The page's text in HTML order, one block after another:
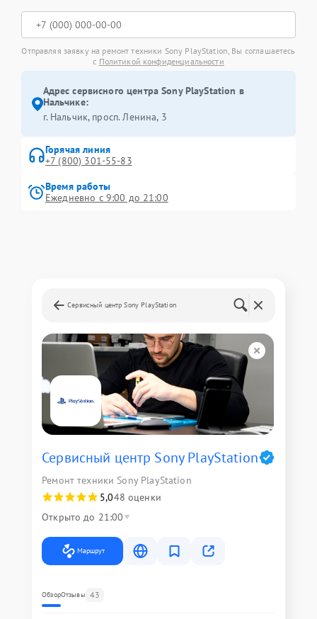
Отправляя заявку на ремонт техники Sony PlayStation, Вы соглашаетесь
с Политикой конфиденциальности
Адрес сервисного центра Sony PlayStation в
Нальчике:
г. Нальчик, просп. Ленина, 3
Горячая линия
+7 (800) 301-55-83
Время работы
Ежедневно с 9:00 до 21:00
Сервисный центр Sony PlayStation
Сервисный центр Sony PlayStation
Ремонт техники Sony PlayStation
5,048 оценки
Открыто до 21:00
Маршрут
ОбзорОтзывы 43